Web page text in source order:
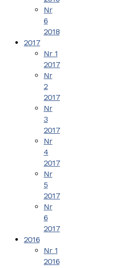
Nr
6
2018
2017
Nr 1
2017
Nr
2
2017
Nr
3
2017
Nr
4
2017
Nr
5
2017
Nr
6
2017
2016
Nr 1
2016